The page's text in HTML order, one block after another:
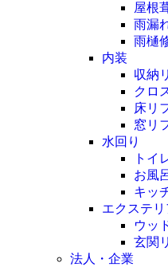
屋根
雨漏
雨樋
内装
収納
クロ
床リ
窓リ
水回り
トイ
お風
キッ
エクステリ
ウッ
玄関
法人・企業